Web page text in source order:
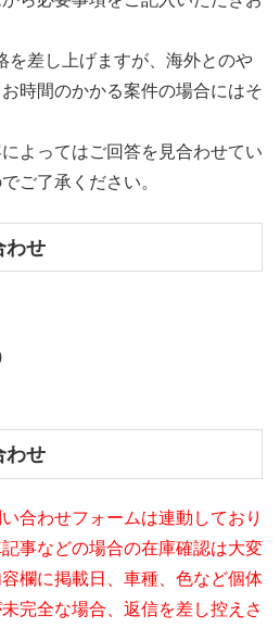
を差し上げますが、海外とのや
時間のかかる案件の場合にはそ
よってはご回答を見合わせてい
ご了承ください。
わせ
わせ
合わせフォームは連動しており
事などの場合の在庫確認は大変
欄に掲載日、車種、色など個体
完全な場合、返信を差し控えさ